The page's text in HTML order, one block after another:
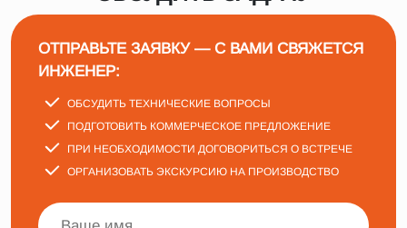
ОТПРАВЬТЕ ЗАЯВКУ — С ВАМИ СВЯЖЕТСЯ
ИНЖЕНЕР:
ОБСУДИТЬ ТЕХНИЧЕСКИЕ ВОПРОСЫ
ПОДГОТОВИТЬ КОММЕРЧЕСКОЕ ПРЕДЛОЖЕНИЕ
ПРИ НЕОБХОДИМОСТИ ДОГОВОРИТЬСЯ О ВСТРЕЧЕ
ОРГАНИЗОВАТЬ ЭКСКУРСИЮ НА ПРОИЗВОДСТВО